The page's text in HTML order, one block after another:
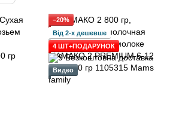
−20%
Від 2-х дешевше
4 ШТ+ПОДАРУНОК
Видео